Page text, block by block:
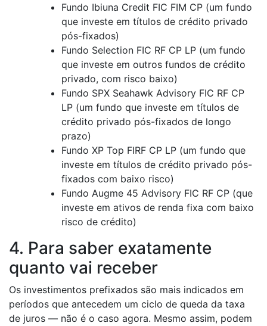
Fundo Ibiuna Credit FIC FIM CP (um fundo
que investe em títulos de crédito privado
pós-fixados)
Fundo Selection FIC RF CP LP (um fundo
que investe em outros fundos de crédito
privado, com risco baixo)
Fundo SPX Seahawk Advisory FIC RF CP
LP (um fundo que investe em títulos de
crédito privado pós-fixados de longo
prazo)
Fundo XP Top FIRF CP LP (um fundo que
investe em títulos de crédito privado pós-
fixados com baixo risco)
Fundo Augme 45 Advisory FIC RF CP (que
investe em ativos de renda fixa com baixo
risco de crédito)
4. Para saber exatamente
quanto vai receber
Os investimentos prefixados são mais indicados em
períodos que antecedem um ciclo de queda da taxa
de juros — não é o caso agora. Mesmo assim, podem